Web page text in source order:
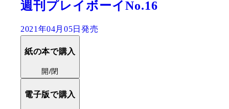
週刊プレイボーイNo.16
2021年04月05日発売
紙の本で購入
開/閉
電子版で購入